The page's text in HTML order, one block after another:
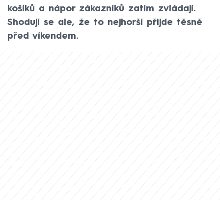
košíků a nápor zákazníků zatím zvládají.
Shodují se ale, že to nejhorší přijde těsně
před víkendem.